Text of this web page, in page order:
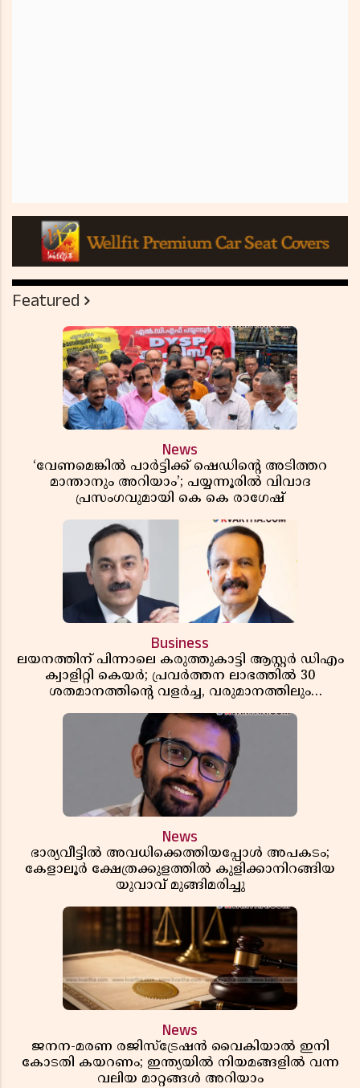
Featured
News
‘വേണമെങ്കിൽ പാർട്ടിക്ക് ഷെഡിൻ്റെ അടിത്തറ
മാന്താനും അറിയാം’; പയ്യന്നൂരിൽ വിവാദ
പ്രസംഗവുമായി കെ കെ രാഗേഷ്
Business
ലയനത്തിന് പിന്നാലെ കരുത്തുകാട്ടി ആസ്റ്റർ ഡിഎം
ക്വാളിറ്റി കെയർ; പ്രവർത്തന ലാഭത്തിൽ 30
ശതമാനത്തിൻ്റെ വളർച്ച, വരുമാനത്തിലും
റിപ്പോർട്ട് പുറത്ത്
News
ഭാര്യവീട്ടിൽ അവധിക്കെത്തിയപ്പോൾ അപകടം;
കേളാലൂർ ക്ഷേത്രക്കുളത്തിൽ കുളിക്കാനിറങ്ങിയ
യുവാവ് മുങ്ങിമരിച്ചു
News
ജനന-മരണ രജിസ്ട്രേഷൻ വൈകിയാൽ ഇനി
കോടതി കയറണം; ഇന്ത്യയിൽ നിയമങ്ങളിൽ വന്ന
വലിയ മാറ്റങ്ങൾ അറിയാം